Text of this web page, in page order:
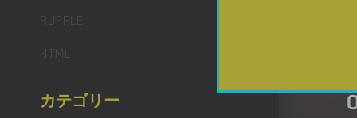
HTML
カテゴリー